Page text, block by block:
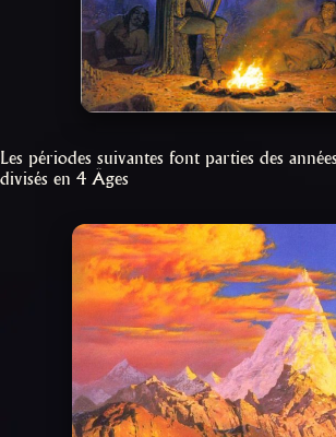
Les périodes suivantes font parties des
divisés en 4 Âges